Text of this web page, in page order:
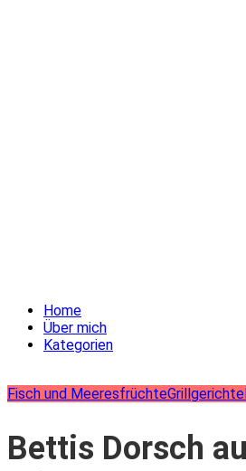
Home
Über mich
Kategorien
Fisch und MeeresfrüchteGrillgerichte
Bettis Dorsch